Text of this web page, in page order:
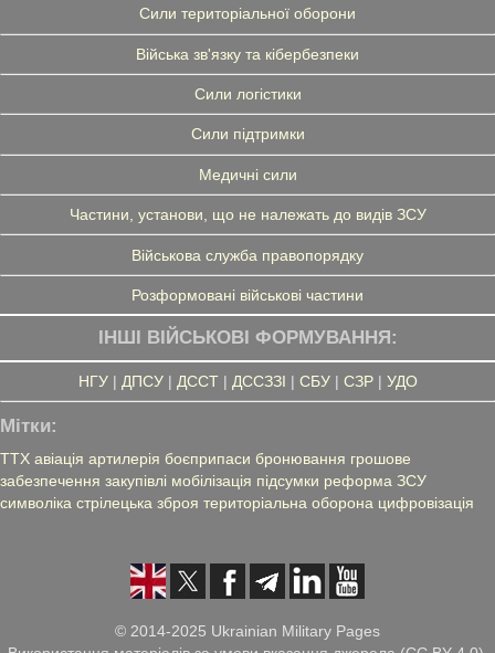
Сили територіальної оборони
Війська зв'язку та кібербезпеки
Сили логістики
Сили підтримки
Медичні сили
Частини, установи, що не належать до видів ЗСУ
Військова служба правопорядку
Розформовані військові частини
ІНШІ ВІЙСЬКОВІ ФОРМУВАННЯ:
НГУ| ДПСУ| ДССТ| ДССЗЗІ | СБУ| СЗР| УДО
Мітки:
ТТХ авіація артилерія боєприпаси бронювання грошове
забезпечення закупівлі мобілізація підсумки реформа ЗСУ
символіка стрілецька зброя територіальна оборона цифровізація
© 2014-2025 Ukrainian Military Pages